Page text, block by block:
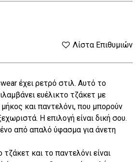
έχει ρετρό στιλ. Αυτό το
ευέλικτο τζάκετ με
και παντελόνι, που μπορούν
Η επιλογή είναι δική σου.
από απαλό ύφασμα για άνετη
και το παντελόνι είναι
Λίστα Επιθυμιών